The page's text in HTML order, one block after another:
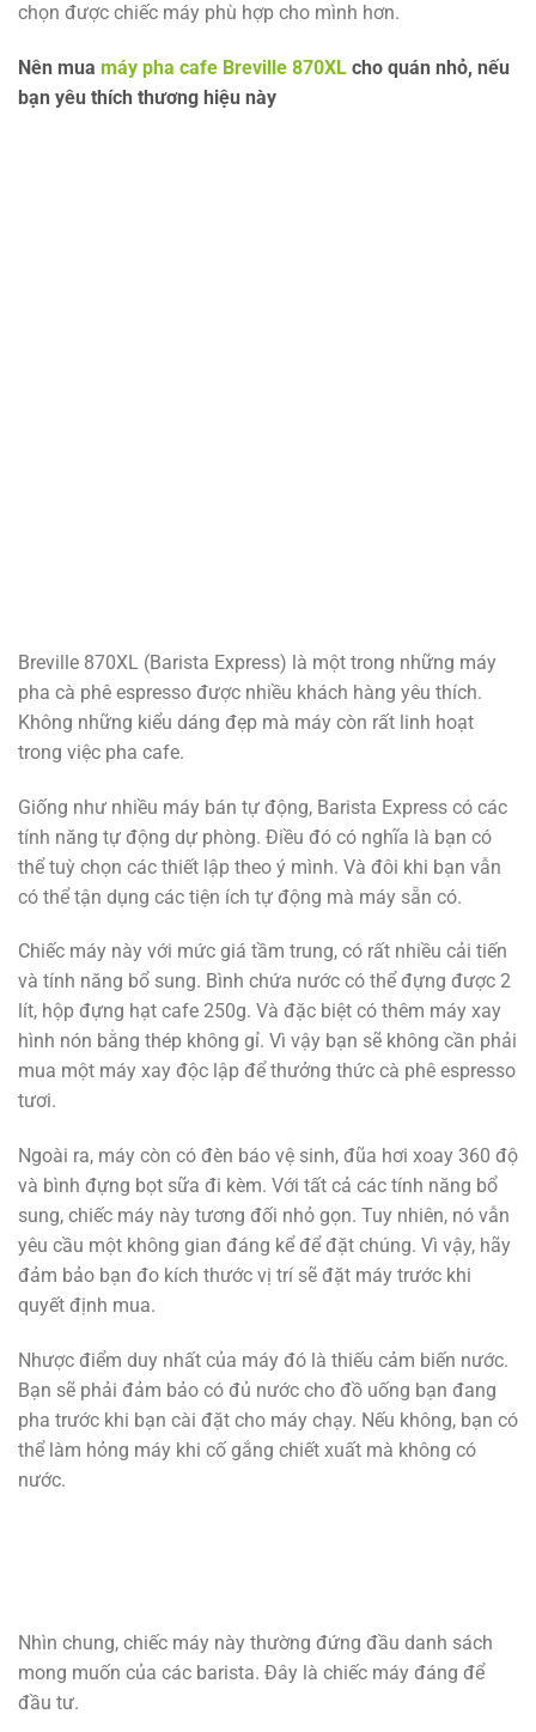
chọn được chiếc máy phù hợp cho mình hơn.
Nên mua máy pha cafe Breville 870XL cho quán nhỏ, nếu
bạn yêu thích thương hiệu này
Breville 870XL (Barista Express) là một trong những máy
pha cà phê espresso được nhiều khách hàng yêu thích.
Không những kiểu dáng đẹp mà máy còn rất linh hoạt
trong việc pha cafe.
Giống như nhiều máy bán tự động, Barista Express có các
tính năng tự động dự phòng. Điều đó có nghĩa là bạn có
thể tuỳ chọn các thiết lập theo ý mình. Và đôi khi bạn vẫn
có thể tận dụng các tiện ích tự động mà máy sẵn có.
Chiếc máy này với mức giá tầm trung, có rất nhiều cải tiến
và tính năng bổ sung. Bình chứa nước có thể đựng được 2
lít, hộp đựng hạt cafe 250g. Và đặc biệt có thêm máy xay
hình nón bằng thép không gỉ. Vì vậy bạn sẽ không cần phải
mua một máy xay độc lập để thưởng thức cà phê espresso
tươi.
Ngoài ra, máy còn có đèn báo vệ sinh, đũa hơi xoay 360 độ
và bình đựng bọt sữa đi kèm. Với tất cả các tính năng bổ
sung, chiếc máy này tương đối nhỏ gọn. Tuy nhiên, nó vẫn
yêu cầu một không gian đáng kể để đặt chúng. Vì vậy, hãy
đảm bảo bạn đo kích thước vị trí sẽ đặt máy trước khi
quyết định mua.
Nhược điểm duy nhất của máy đó là thiếu cảm biến nước.
Bạn sẽ phải đảm bảo có đủ nước cho đồ uống bạn đang
pha trước khi bạn cài đặt cho máy chạy. Nếu không, bạn có
thể làm hỏng máy khi cố gắng chiết xuất mà không có
nước.
Nhìn chung, chiếc máy này thường đứng đầu danh sách
mong muốn của các barista. Đây là chiếc máy đáng để
đầu tư.